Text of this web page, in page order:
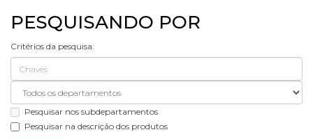
PESQUISANDO POR
Critérios da pesquisa:
Pesquisar nos subdepartamentos
Pesquisar na descrição dos produtos